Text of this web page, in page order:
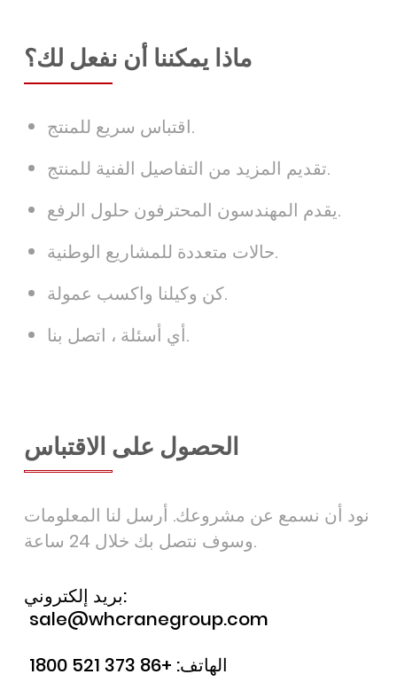
ماذا يمكننا أن نفعل لك؟
اقتباس سريع للمنتج.
تقديم المزيد من التفاصيل الفنية للمنتج.
يقدم المهندسون المحترفون حلول الرفع.
حالات متعددة للمشاريع الوطنية.
كن وكيلنا واكسب عمولة.
أي أسئلة ، اتصل بنا.
الحصول على الاقتباس
نود أن نسمع عن مشروعك. أرسل لنا المعلومات
وسوف نتصل بك خلال 24 ساعة.
بريد إلكتروني:
sale@whcranegroup.com
الهاتف: +86 373 521 1800